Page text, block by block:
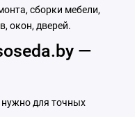
сборки мебели,
окон, дверей.
—
нужно для точных